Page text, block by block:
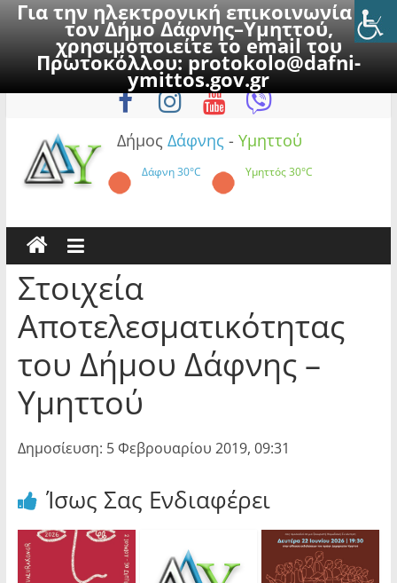
Για την ηλεκτρονική επικοινωνία με
τον Δήμο Δάφνης–Υμηττού,
χρησιμοποιείτε το email του
Πρωτοκόλλου:protokolo@dafni-
ymittos.gov.gr
to
Δευτέρα, 10 Αυγούστου 2026
Δήμος Δάφνης - Υμηττού
Δάφνη30°C Υμηττός30°C
Στοιχεία
Αποτελεσματικότητας
του Δήμου Δάφνης –
Υμηττού
Δημοσίευση: 5 Φεβρουαρίου 2019, 09:31
Ίσως Σας Ενδιαφέρει